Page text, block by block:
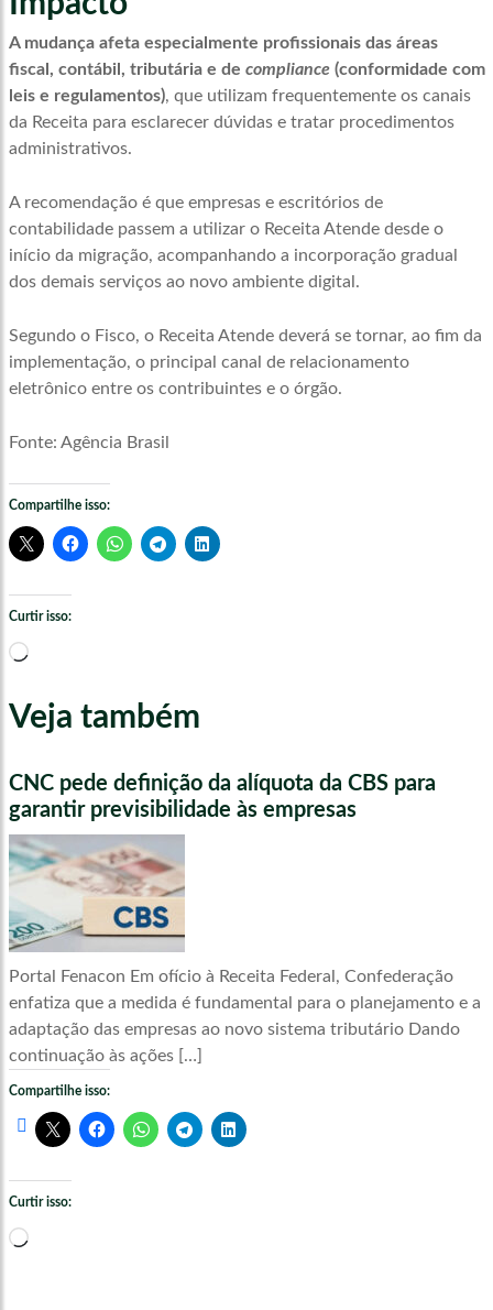
A mudança afeta especialmente profissionais das áreas
fiscal, contábil, tributária e de compliance(conformidade com
leis e regulamentos), que utilizam frequentemente os canais
da Receita para esclarecer dúvidas e tratar procedimentos
administrativos.
A recomendação é que empresas e escritórios de
contabilidade passem a utilizar o Receita Atende desde o
início da migração, acompanhando a incorporação gradual
dos demais serviços ao novo ambiente digital.
Segundo o Fisco, o Receita Atende deverá se tornar, ao fim da
implementação, o principal canal de relacionamento
eletrônico entre os contribuintes e o órgão.
Fonte: Agência Brasil
Compartilhe isso:
Curtir isso:
Carregando...
Veja também
CNC pede definição da alíquota da CBS para
garantir previsibilidade às empresas
Portal Fenacon Em ofício à Receita Federal, Confederação
enfatiza que a medida é fundamental para o planejamento e a
adaptação das empresas ao novo sistema tributário Dando
continuação às ações […]
Compartilhe isso:
Curtir isso:
Carregando...